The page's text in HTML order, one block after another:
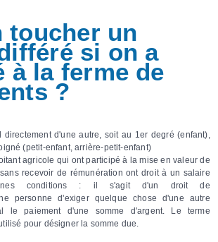
toucher un
si on a
à la ferme de
?
directement d'une autre, soit au 1er degré (enfant),
(petit-enfant, arrière-petit-enfant)
agricole qui ont participé à la mise en valeur de
recevoir de rémunération ont droit à un salaire
conditions : il s'agit d'un droit de
personne d'exiger quelque chose d'une autre
le paiement d'une somme d'argent. Le terme
pour désigner la somme due.